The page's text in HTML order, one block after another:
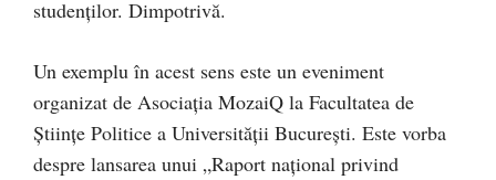
studenților. Dimpotrivă.
Un exemplu în acest sens este un eveniment
organizat de Asociația MozaiQ la Facultatea de
Științe Politice a Universității București. Este vorba
despre lansarea unui „Raport național privind